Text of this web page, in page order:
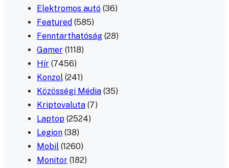
Elektromos autó (36)
Featured (585)
Fenntarthatóság (28)
Gamer (1118)
Hír (7456)
Konzol (241)
Közösségi Média (35)
Kriptovaluta (7)
Laptop (2524)
Legion (38)
Mobil (1260)
Monitor (182)